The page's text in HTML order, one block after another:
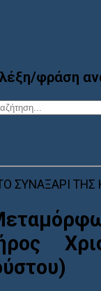
φράση